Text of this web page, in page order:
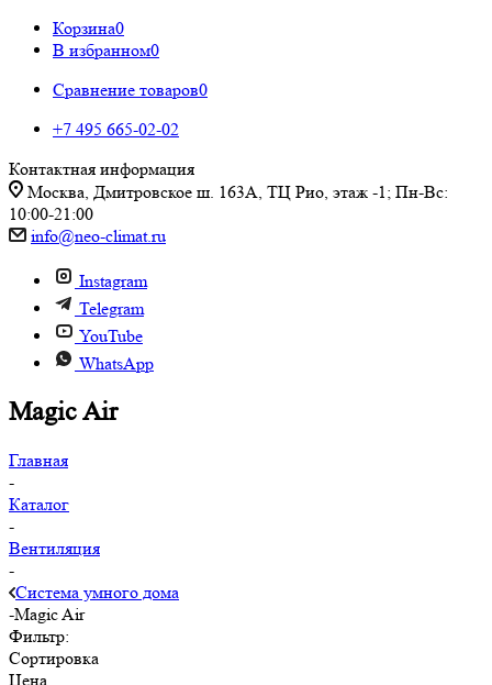
Корзина0
В избранном0
Сравнение товаров0
+7 495 665-02-02
Контактная информация
Москва, Дмитровское ш. 163А, ТЦ Рио, этаж -1; Пн-Вс:
10:00-21:00
info@neo-climat.ru
Instagram
Telegram
YouTube
WhatsApp
Magic Air
Главная
-
Каталог
-
Вентиляция
-
Система умного дома
-Magic Air
Фильтр:
Сортировка
Цена